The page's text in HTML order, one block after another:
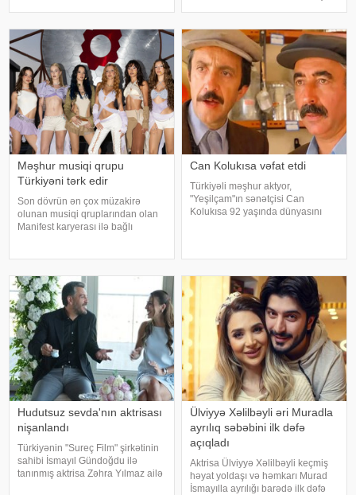
E.Seyidcahan bildirib ki, həmin
layihəd
mətbuatına istinadən xəbər verir
ki, Levent şəxsi həyatı ilə Ahba
Məşhur musiqi qrupu
Türkiyəni tərk edir
Son dövrün ən çox müzakirə
olunan musiqi qruplarından olan
Manifest karyerası ilə bağlı
Tolqa Akış üzvlərin sentyabr
ayında İstanbuldak
Can Kolukısa vəfat etdi
Türkiyəli məşhur aktyor,
"Yeşilçam"ın sənətçisi Can
Kolukısa 92 yaşında dünyasını
"Selamsı
Hudutsuz sevda'nın aktrisası
nişanlandı
Türkiyənin "Sureç Film" şirkətinin
sahibi İsmayıl Gündoğdu ilə
tanınmış aktrisa Zəhra Yılmaz ailə
Ülviyyə Xəlilbəyli əri Muradla
ayrılıq səbəbini ilk dəfə
açıqladı
Aktrisa Ülviyyə Xəlilbəyli keçmiş
həyat yoldaşı və həmkarı Murad
İsmayılla ayrılığı barədə ilk dəfə